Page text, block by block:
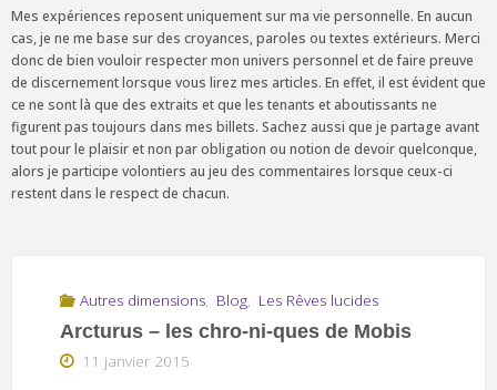
Mes expériences reposent uniquement sur ma vie personnelle. En aucun
cas, je ne me base sur des croyances, paroles ou textes extérieurs. Merci
donc de bien vouloir respecter mon univers personnel et de faire preuve
de discernement lorsque vous lirez mes articles. En effet, il est évident que
ce ne sont là que des extraits et que les tenants et aboutissants ne
figurent pas toujours dans mes billets. Sachez aussi que je partage avant
tout pour le plaisir et non par obligation ou notion de devoir quelconque,
alors je participe volontiers au jeu des commentaires lorsque ceux-ci
restent dans le respect de chacun.
Autres dimensions, Blog, Les Rêves lucides
Arcturus – les chro-ni-ques de Mobis
11 janvier 2015